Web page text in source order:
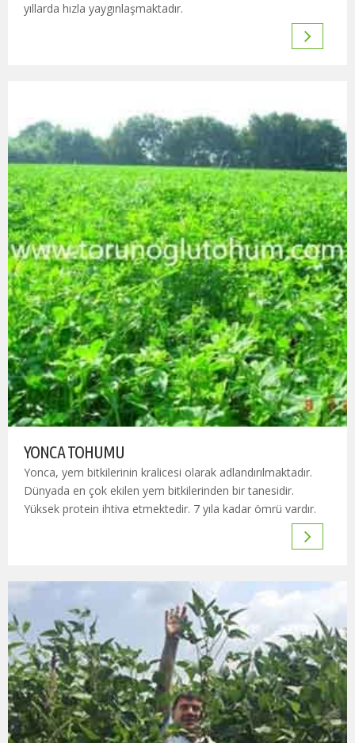
yıllarda hızla yaygınlaşmaktadır.
YONCA TOHUMU
Yonca, yem bitkilerinin kralicesi olarak adlandırılmaktadır.
Dünyada en çok ekilen yem bitkilerinden bir tanesidir.
Yüksek protein ihtiva etmektedir. 7 yıla kadar ömrü vardır.